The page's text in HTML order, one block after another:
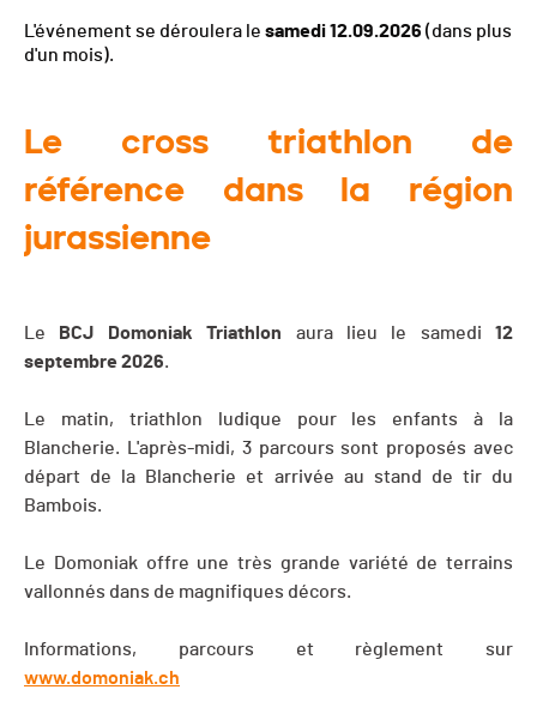
L'événement se déroulera le samedi 12.09.2026 (dans plus
d'un mois).
Le cross triathlon de
référence dans la région
jurassienne
Le BCJ Domoniak Triathlon aura lieu le samedi 12
septembre 2026.
Le matin, triathlon ludique pour les enfants à la
Blancherie. L'après-midi, 3 parcours sont proposés avec
départ de la Blancherie et arrivée au stand de tir du
Bambois.
Le Domoniak offre une très grande variété de terrains
vallonnés dans de magnifiques décors.
Informations, parcours et règlement sur
www.domoniak.ch